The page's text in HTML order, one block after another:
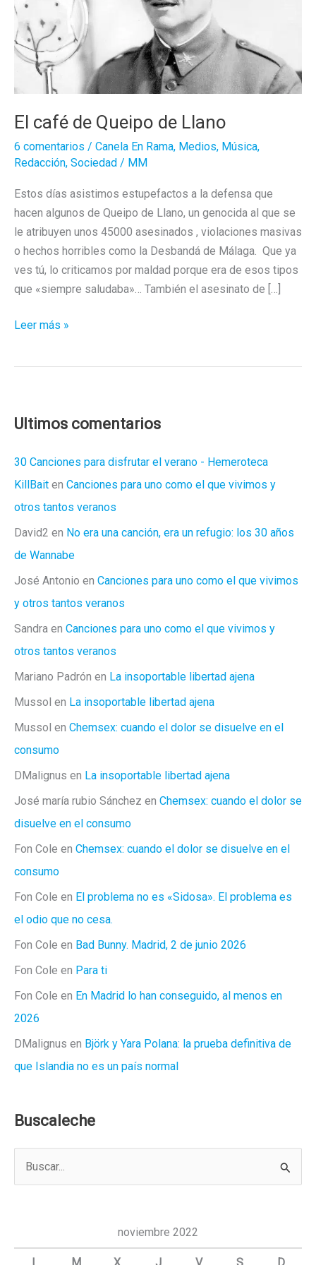
El café de Queipo de Llano
6 comentarios / Canela En Rama, Medios, Música,
Redacción, Sociedad / MM
Estos días asistimos estupefactos a la defensa que
hacen algunos de Queipo de Llano, un genocida al que se
le atribuyen unos 45000 asesinados , violaciones masivas
o hechos horribles como la Desbandá de Málaga. Que ya
ves tú, lo criticamos por maldad porque era de esos tipos
que «siempre saludaba»… También el asesinato de […]
El
Llano
Leer más »
Ultimos comentarios
30 Canciones para disfrutar el verano - Hemeroteca
KillBait en Canciones para uno como el que vivimos y
otros tantos veranos
David2 en No era una canción, era un refugio: los 30 años
de Wannabe
José Antonio en Canciones para uno como el que vivimos
y otros tantos veranos
Sandra en Canciones para uno como el que vivimos y
otros tantos veranos
Mariano Padrón en La insoportable libertad ajena
Mussol en La insoportable libertad ajena
Mussol en Chemsex: cuando el dolor se disuelve en el
consumo
DMalignus en La insoportable libertad ajena
José maría rubio Sánchez en Chemsex: cuando el dolor se
disuelve en el consumo
Fon Cole en Chemsex: cuando el dolor se disuelve en el
consumo
Fon Cole en El problema no es «Sidosa». El problema es
el odio que no cesa.
Fon Cole en Bad Bunny. Madrid, 2 de junio 2026
Fon Cole en Para ti
Fon Cole en En Madrid lo han conseguido, al menos en
2026
DMalignus en Björk y Yara Polana: la prueba definitiva de
que Islandia no es un país normal
Buscaleche
a
noviembre 2022